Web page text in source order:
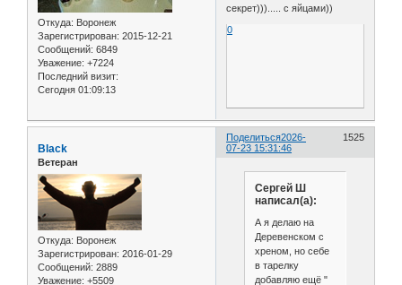
Откуда: Воронеж
Зарегистрирован: 2015-12-21
Сообщений: 6849
Уважение: +7224
Последний визит:
Сегодня 01:09:13
секрет)))..... с яйцами))
0
Поделиться 1525
2026-
07-23 15:31:46
Black
Ветеран
Откуда: Воронеж
Зарегистрирован: 2016-01-29
Сообщений: 2889
Уважение: +5509
Сергей Ш
написал(а):
А я делаю на
Деревенском с
хреном, но себе
в тарелку
добавляю ещё "